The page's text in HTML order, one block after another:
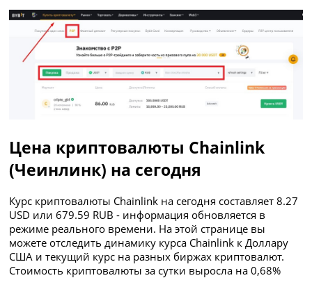
Цена криптовалюты Chainlink
(Чеинлинк) на сегодня
Курс криптовалюты Chainlink на сегодня составляет 8.27
USD или 679.59 RUB - информация обновляется в
режиме реального времени. На этой странице вы
можете отследить динамику курса Chainlink к Доллару
США и текущий курс на разных биржах криптовалют.
Стоимость криптовалюты за сутки выросла на 0,68%